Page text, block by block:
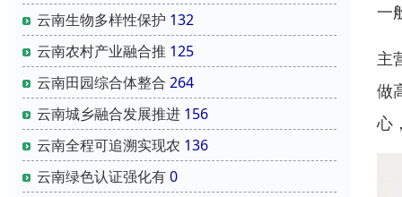
云南‌生物多样性保护‌ 132
云南‌农村产业融合‌推 125
云南‌田园综合体‌整合 264
云南‌城乡融合发展推进 156
云南‌全程可追溯实现农 136
云南‌绿色认证‌强化有0
一
主
做
心